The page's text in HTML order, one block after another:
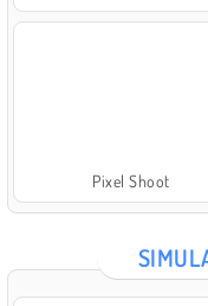
Pixel Shoot